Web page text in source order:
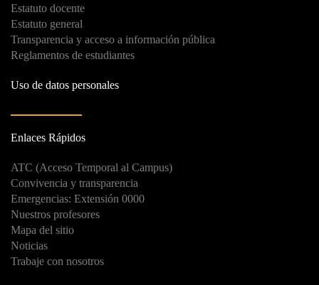
Estatuto docente
Estatuto general
Transparencia y acceso a información pública
Reglamentos de estudiantes
Uso de datos personales
Enlaces Rápidos
ATC (Acceso Temporal al Campus)
Convivencia y transparencia
Emergencias: Extensión 0000
Nuestros profesores
Mapa del sitio
Noticias
Trabaje con nosotros